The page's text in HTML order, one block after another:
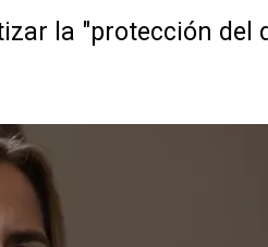
la "protección del